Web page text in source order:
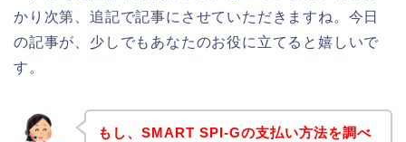
かり次第、追記で記事にさせていただきますね。今日
の記事が、少しでもあなたのお役に立てると嬉しいで
す。
もし、SMART SPI-Gの支払い方法を調べ